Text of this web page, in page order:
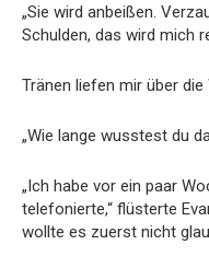
„Sie wird anbeißen.
Schulden, das wird mich
Tränen liefen mir über die
„Wie lange wusstest du
„Ich habe vor ein paar
telefonierte,“ flüsterte
wollte es zuerst nicht